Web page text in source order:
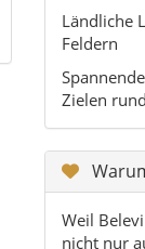
Ländliche
Feldern
Zielen
Weil
nicht nur